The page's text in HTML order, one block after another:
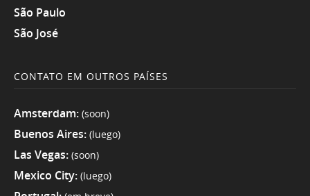
São Paulo
São José
CONTATO EM OUTROS PAÍSES
Amsterdam: (soon)
Buenos Aires: (luego)
Las Vegas: (soon)
Mexico City: (luego)